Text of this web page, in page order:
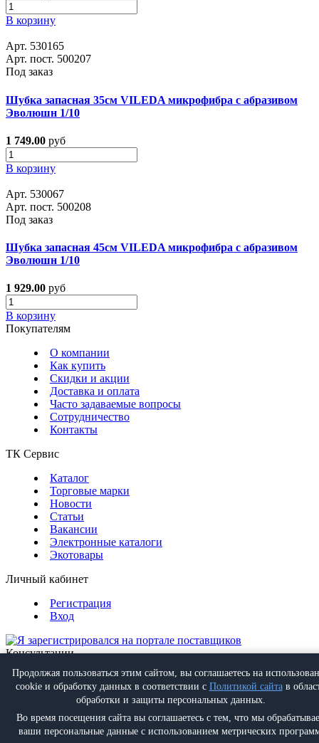
В корзину
Арт. 530165
Арт. пост. 500207
Под заказ
Шубка запасная 35см VILEDA микрофибра с абразивом
Эволюшн 1/10
1 749.00 руб
В корзину
Арт. 530067
Арт. пост. 500208
Под заказ
Шубка запасная 45см VILEDA микрофибра с абразивом
Эволюшн 1/10
1 929.00 руб
В корзину
Покупателям
О компании
Как купить
Скидки и акции
Доставка и оплата
Часто задаваемые вопросы
Сотрудничество
Контакты
ТК Сервис
Каталог
Торговые марки
Новости
Статьи
Вакансии
Электронные каталоги
Экотовары
Личный кабинет
Регистрация
Вход
Консультации
Обратная связь
Позвонить +7 (495) 988-07-08
Написатьinfo@proff-comfort.ru
Продолжая пользоваться этим сайтом, вы соглашаетесь на
cookie и обработку данных в соответствии с Политикой сайтав
обработки и защиты персональных данных.
Во время посещения сайта вы соглашаетесь с тем, что мы
ваши персональные данные с использованием метрических